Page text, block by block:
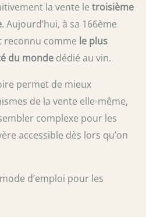
la vente le troisième
. Aujourd’hui, à sa 166ème
reconnu comme le plus
du monde dédié au vin.
permet de mieux
de la vente elle-même,
complexe pour les
accessible dès lors qu’on
d’emploi pour les